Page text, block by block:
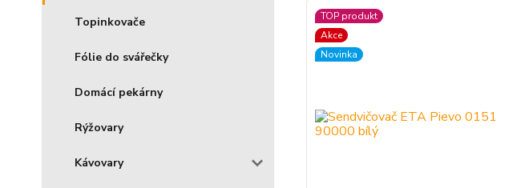
Topinkovače
Fólie do svářečky
Domácí pekárny
Rýžovary
Kávovary
TOP produkt
Akce
Novinka